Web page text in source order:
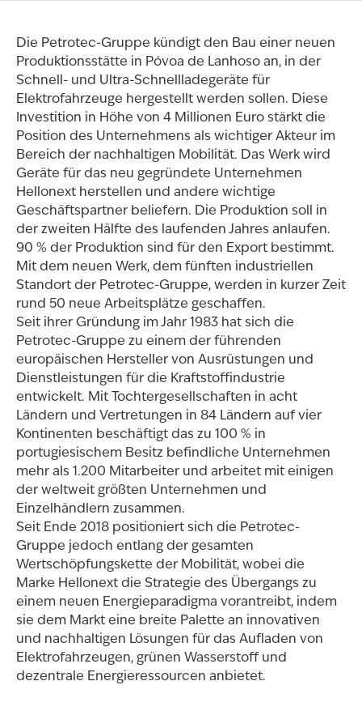
Die Petrotec-Gruppe kündigt den Bau einer neuen
Produktionsstätte in Póvoa de Lanhoso an, in der
Schnell- und Ultra-Schnellladegeräte für
Elektrofahrzeuge hergestellt werden sollen. Diese
Investition in Höhe von 4 Millionen Euro stärkt die
Position des Unternehmens als wichtiger Akteur im
Bereich der nachhaltigen Mobilität. Das Werk wird
Geräte für das neu gegründete Unternehmen
Hellonext herstellen und andere wichtige
Geschäftspartner beliefern. Die Produktion soll in
der zweiten Hälfte des laufenden Jahres anlaufen.
90 % der Produktion sind für den Export bestimmt.
Mit dem neuen Werk, dem fünften industriellen
Standort der Petrotec-Gruppe, werden in kurzer Zeit
rund 50 neue Arbeitsplätze geschaffen.
Seit ihrer Gründung im Jahr 1983 hat sich die
Petrotec-Gruppe zu einem der führenden
europäischen Hersteller von Ausrüstungen und
Dienstleistungen für die Kraftstoffindustrie
entwickelt. Mit Tochtergesellschaften in acht
Ländern und Vertretungen in 84 Ländern auf vier
Kontinenten beschäftigt das zu 100 % in
portugiesischem Besitz befindliche Unternehmen
mehr als 1.200 Mitarbeiter und arbeitet mit einigen
der weltweit größten Unternehmen und
Einzelhändlern zusammen.
Seit Ende 2018 positioniert sich die Petrotec-
Gruppe jedoch entlang der gesamten
Wertschöpfungskette der Mobilität, wobei die
Marke Hellonext die Strategie des Übergangs zu
einem neuen Energieparadigma vorantreibt, indem
sie dem Markt eine breite Palette an innovativen
und nachhaltigen Lösungen für das Aufladen von
Elektrofahrzeugen, grünen Wasserstoff und
dezentrale Energieressourcen anbietet.